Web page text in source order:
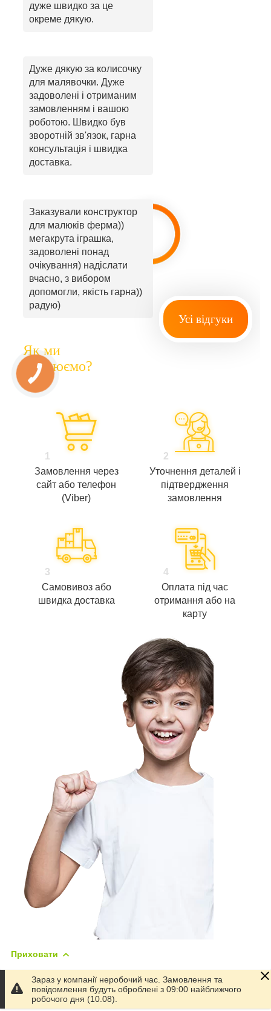
дуже швидко за це
окреме дякую.
Дуже дякую за колисочку
для малявочки. Дуже
задоволені і отриманим
замовленням і вашою
роботою. Швидко був
зворотній зв'язок, гарна
консультація і швидка
доставка.
Заказували конструктор
для малюків ферма))
мегакрута іграшка,
задоволені понад
очікування) надіслати
вчасно, з вибором
допомогли, якість гарна))
радую)
Усі відгуки
Як ми
працюємо?
1
Замовлення через
сайт або телефон
(Viber)
2
Уточнення деталей і
підтвердження
замовлення
3
Самовивоз або
швидка доставка
4
Оплата під час
отримання або на
карту
Приховати
Характеристики
Зараз у компанії неробочий час. Замовлення та
повідомлення будуть оброблені з 09:00 найближчого
робочого дня (10.08).